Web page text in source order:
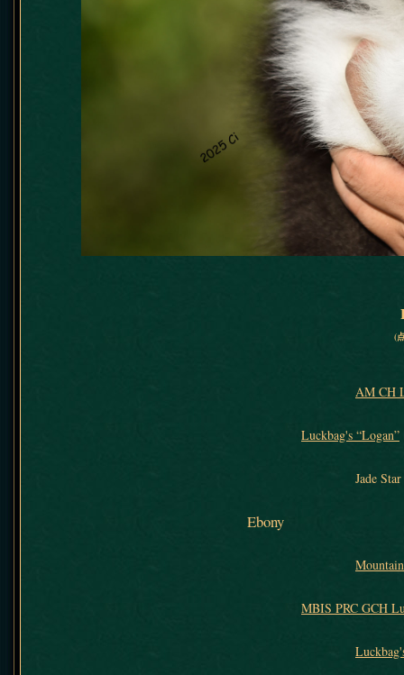
(
AM CH
Luckbag's “Logan”
Jade
Ebony
MBIS PRC GCH